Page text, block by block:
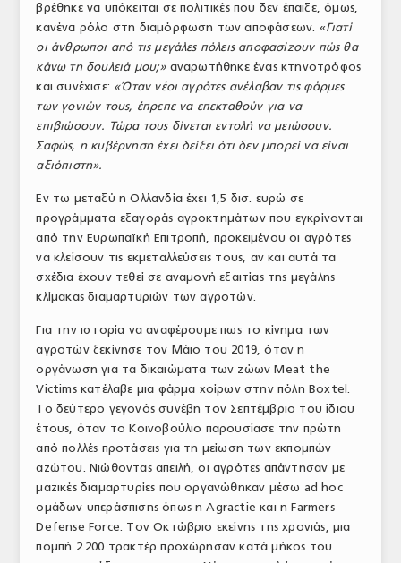
βρέθηκε να υπόκειται σε πολιτικές που δεν έπαιξε, όμως,
κανένα ρόλο στη διαμόρφωση των αποφάσεων. «Γιατί
οι άνθρωποι από τις μεγάλες πόλεις αποφασίζουν πώς θα
κάνω τη δουλειά μου;»αναρωτήθηκε ένας κτηνοτρόφος
και συνέχισε: «Όταν νέοι αγρότες ανέλαβαν τις φάρμες
των γονιών τους, έπρεπε να επεκταθούν για να
επιβιώσουν. Τώρα τους δίνεται εντολή να μειώσουν.
Σαφώς, η κυβέρνηση έχει δείξει ότι δεν μπορεί να είναι
αξιόπιστη».
Εν τω μεταξύ η Ολλανδία έχει 1,5 δισ. ευρώ σε
προγράμματα εξαγοράς αγροκτημάτων που εγκρίνονται
από την Ευρωπαϊκή Επιτροπή, προκειμένου οι αγρότες
να κλείσουν τις εκμεταλλεύσεις τους, αν και αυτά τα
σχέδια έχουν τεθεί σε αναμονή εξαιτίας της μεγάλης
κλίμακας διαμαρτυριών των αγροτών.
Για την ιστορία να αναφέρουμε πως το κίνημα των
αγροτών ξεκίνησε τον Μάιο του 2019, όταν η
οργάνωση για τα δικαιώματα των ζώων Meat the
Victims κατέλαβε μια φάρμα χοίρων στην πόλη Boxtel.
Το δεύτερο γεγονός συνέβη τον Σεπτέμβριο του ίδιου
έτους, όταν το Κοινοβούλιο παρουσίασε την πρώτη
από πολλές προτάσεις για τη μείωση των εκπομπών
αζώτου. Νιώθοντας απειλή, οι αγρότες απάντησαν με
μαζικές διαμαρτυρίες που οργανώθηκαν μέσω ad hoc
ομάδων υπεράσπισης όπως η Agractie και η Farmers
Defense Force. Τον Οκτώβριο εκείνης της χρονιάς, μια
πομπή 2.200 τρακτέρ προχώρησαν κατά μήκος του